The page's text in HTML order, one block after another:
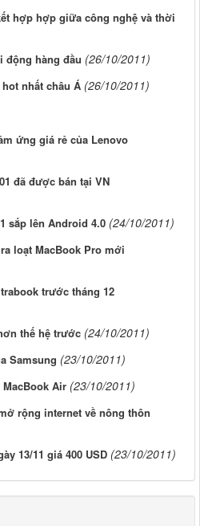
hợp hợp giữa công nghệ và thời
động hàng đầu (26/10/2011)
nhất châu Á (26/10/2011)
ứng giá rẻ của Lenovo
đã được bán tại VN
sắp lên Android 4.0 (24/10/2011)
loạt MacBook Pro mới
trước tháng 12
thế hệ trước (24/10/2011)
Samsung (23/10/2011)
Air (23/10/2011)
rộng internet về nông thôn
13/11 giá 400 USD (23/10/2011)